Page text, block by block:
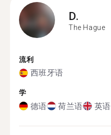
D.
The Hague
流利
西班牙语
学
德语 荷兰语 英语